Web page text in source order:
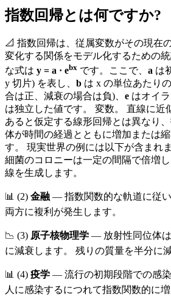
指数回帰とは何ですか?
📐 指数回帰は、従属変数がその現在
変化する関係をモデル化するための
な式は y = a · ebx です。ここで、 a は
y 切片) を表し、 b は x の単位あたり
合は正、減衰の場合は負)、 e はオイラ
は独立した値です。 変数。 直線に近
あると仮定する線形回帰とは異なり
体が時間の経過とともに増加または
す。 現実世界の例には以下が含まれ
細菌のコロニーは一定の間隔で倍増
線を生成します。
📊 (2) 金融 — 指数関数的な軌道に従
両方に複利が発生します。
📉 (3) 原子核物理学 — 放射性同位体
に減衰します。 残りの質量を半分に
📊 (4) 疫学 — 流行の初期段階での感
人に感染するにつれて指数関数的に増